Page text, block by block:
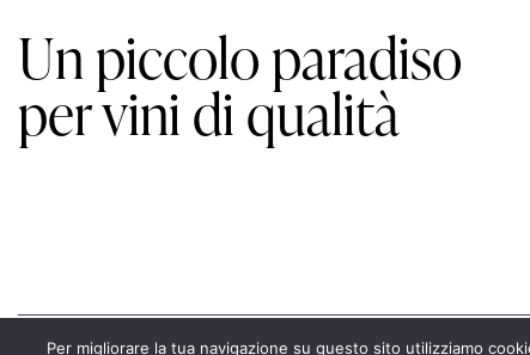
Un piccolo paradiso
per vini di qualità
Per migliorare la tua navigazione su questo sito utilizziamo